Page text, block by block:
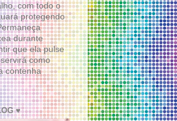
com todo o
protegendo
durante
que ela pulse
como
contenha
♥